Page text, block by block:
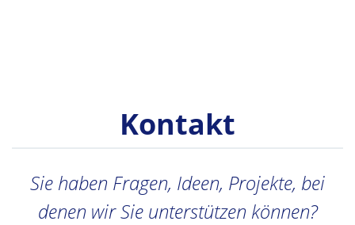
Kontakt
Sie haben Fragen, Ideen, Projekte, bei
denen wir Sie unterstützen können?